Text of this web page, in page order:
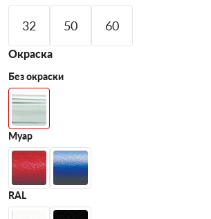
32 50 60
Окраска
Без окраски
Муар
RAL